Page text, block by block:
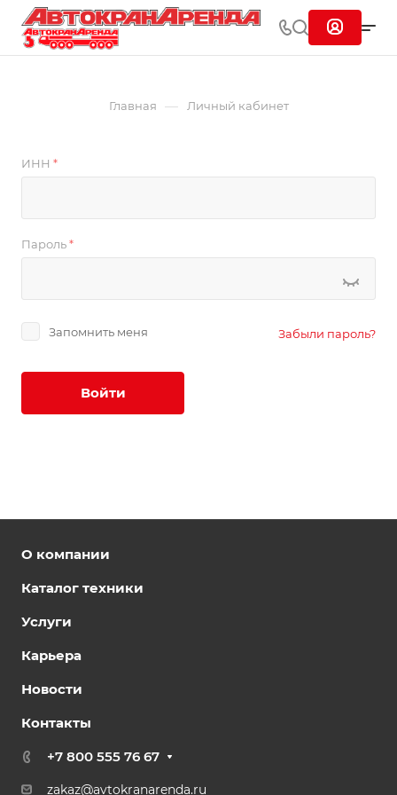
Главная — Личный кабинет
ИНН *
Пароль*
Запомнить меня Забыли пароль?
Войти
О компании
Каталог техники
Услуги
Карьера
Новости
Контакты
+7 800 555 76 67
zakaz@avtokranarenda.ru